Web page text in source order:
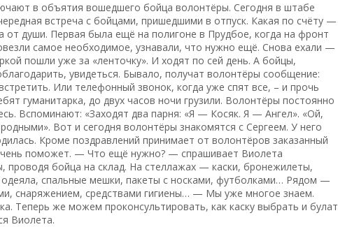
в объятия вошедшего бойца волонтёры. Сегодня в штабе
встреча с бойцами, пришедшими в отпуск. Какая по счёту —
от души. Первая была ещё на полигоне в Прудбое, когда на фронт
самое необходимое, узнавали, что нужно ещё. Снова ехали —
пошли уже за «ленточку». И ходят по сей день. А бойцы,
увидеться. Бывало, получат волонтёры сообщение:
Или телефонный звонок, когда уже спят все, – и прочь
гуманитарка, до двух часов ночи грузили. Волонтёры постоянно
Вспоминают: «Заходят два парня: «Я — Косяк. Я — Ангел». «Ой,
Вот и сегодня волонтёры знакомятся с Сергеем. У него
Кроме поздравлений принимает от волонтёров заказанный
поможет. — Что ещё нужно? — спрашивает Виолета
проводя бойца на склад. На стеллажах — каски, бронежилеты,
спальные мешки, пакеты с носками, футболками… Рядом —
снаряжением, средствами гигиены… — Мы уже многое знаем.
Теперь же можем проконсультировать, как каску выбрать и булат
Виолета.